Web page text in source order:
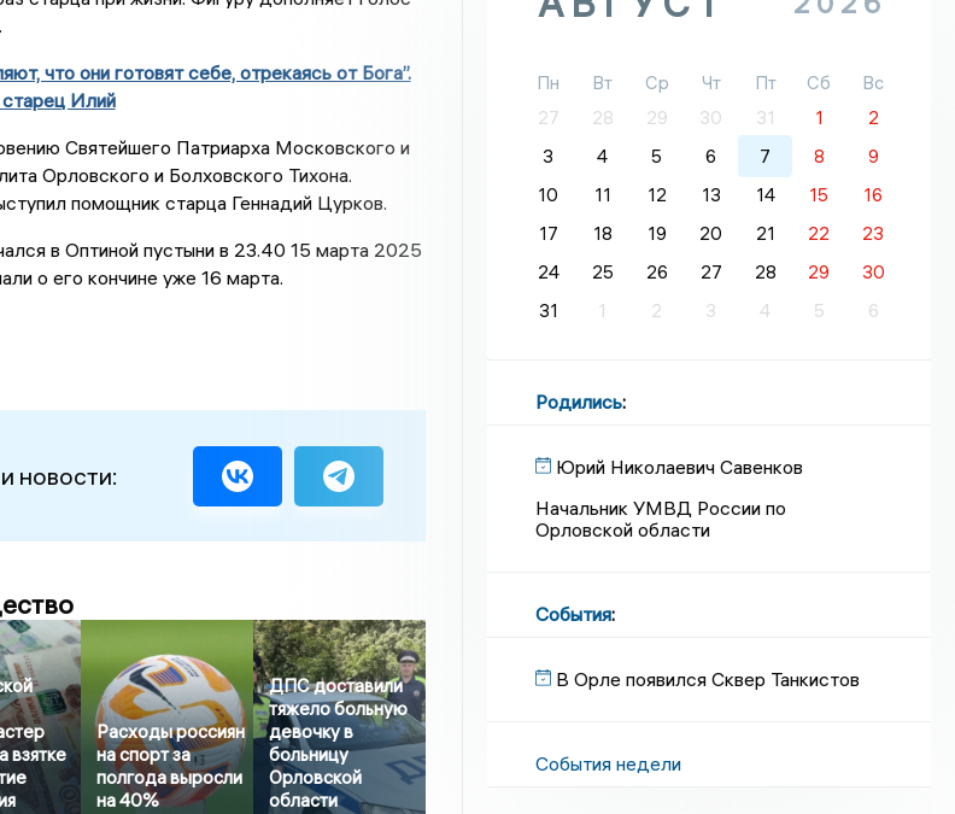
что они готовят себе, отрекаясь от Бога”.
Илий
Святейшего Патриарха Московского и
Орловского и Болховского Тихона.
помощник старца Геннадий Цурков.
в Оптиной пустыни в 23.40 15 марта 2025
о его кончине уже 16 марта.
новости:
взятке
Расходы россиян
на спорт за
полгода выросли
на 40%
ДПС доставили
тяжело больную
девочку в
больницу
Орловской
области
Пн Вт Ср Чт Пт Сб
Вс
27
28 29 30 31 1
2
3
4 5 6 7 8
9
10
11 12 13 14 15
16
17
18 19 20 21 22
23
24
25 26 27 28 29
30
31
1 2 3 4 5 6
Родились:
Юрий Николаевич Савенков
Начальник УМВД России по
Орловской области
События:
В Орле появился Сквер Танкистов
События недели